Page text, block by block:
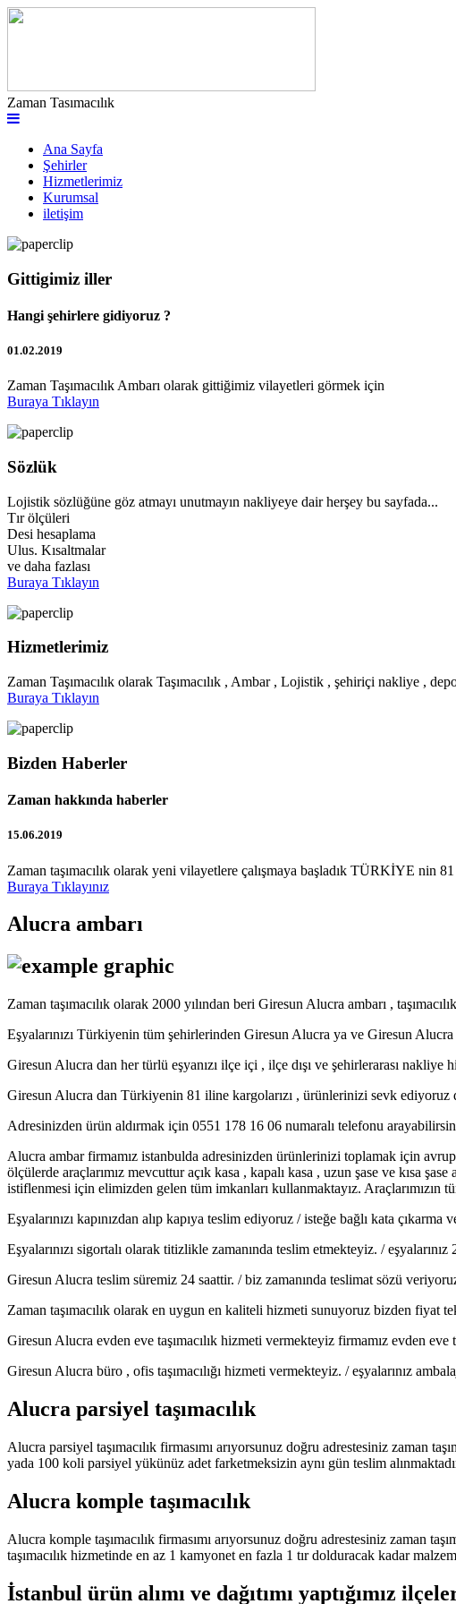
Zaman Tasımacılık
Ana Sayfa
Şehirler
Hizmetlerimiz
Kurumsal
iletişim
Gittigimiz iller
Hangi şehirlere gidiyoruz ?
01.02.2019
Zaman Taşımacılık Ambarı olarak gittiğimiz vilayetleri görmek için
Buraya Tıklayın
Sözlük
Lojistik sözlüğüne göz atmayı unutmayın nakliyeye dair herşey bu sayfada...
Tır ölçüleri
Desi hesaplama
Ulus. Kısaltmalar
ve daha fazlası
Buraya Tıklayın
Hizmetlerimiz
Zaman Taşımacılık olarak Taşımacılık , Ambar , Lojistik , şehiriçi nakliye ,
Buraya Tıklayın
Bizden Haberler
Zaman hakkında haberler
15.06.2019
Zaman taşımacılık olarak yeni vilayetlere çalışmaya başladık TÜRKİYE nin
Buraya Tıklayınız
Alucra ambarı
Zaman taşımacılık olarak 2000 yılından beri Giresun Alucra ambarı ,
Eşyalarınızı Türkiyenin tüm şehirlerinden Giresun Alucra ya ve Giresun
Giresun Alucra dan her türlü eşyanızı ilçe içi , ilçe dışı ve şehirlerarası nakliye
Giresun Alucra dan Türkiyenin 81 iline kargolarızı , ürünlerinizi sevk ediyoruz
Adresinizden ürün aldırmak için 0551 178 16 06 numaralı telefonu
Alucra ambar firmamız istanbulda adresinizden ürünlerinizi toplamak için
ölçülerde araçlarımız mevcuttur açık kasa , kapalı kasa , uzun şase ve kısa
istiflenmesi için elimizden gelen tüm imkanları kullanmaktayız.
Eşyalarınızı kapınızdan alıp kapıya teslim ediyoruz / isteğe bağlı kata
Eşyalarınızı sigortalı olarak titizlikle zamanında teslim etmekteyiz. /
Giresun Alucra teslim süremiz 24 saattir. / biz zamanında teslimat sözü
Zaman taşımacılık olarak en uygun en kaliteli hizmeti sunuyoruz bizden fiyat
Giresun Alucra evden eve taşımacılık hizmeti vermekteyiz firmamız evden eve
Giresun Alucra büro , ofis taşımacılığı hizmeti vermekteyiz. / eşyalarınız
Alucra parsiyel taşımacılık
Alucra parsiyel taşımacılık firmasımı arıyorsunuz doğru adrestesiniz zaman
yada 100 koli parsiyel yükünüz adet farketmeksizin aynı gün teslim
Alucra komple taşımacılık
Alucra komple taşımacılık firmasımı arıyorsunuz doğru adrestesiniz zaman
taşımacılık hizmetinde en az 1 kamyonet en fazla 1 tır dolduracak kadar
İstanbul ürün alımı ve dağıtımı yaptığımız